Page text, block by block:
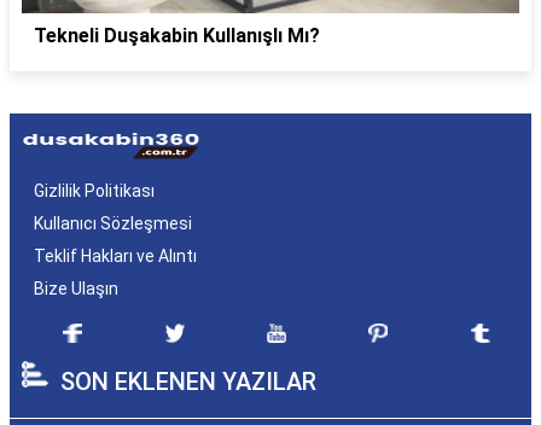
Tekneli Duşakabin Kullanışlı Mı?
Gizlilik Politikası
Kullanıcı Sözleşmesi
Teklif Hakları ve Alıntı
Bize Ulaşın
SON EKLENEN YAZILAR